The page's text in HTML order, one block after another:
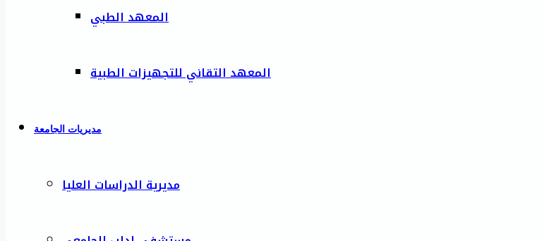
المعهد الطبي
المعهد التقاني للتجهيزات الطبية
مديريات الجامعة
مديرية الدراسات العليا